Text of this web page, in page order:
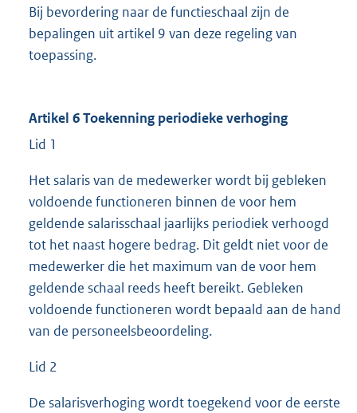
Bij bevordering naar de functieschaal zijn de
bepalingen uit artikel 9 van deze regeling van
toepassing.
Artikel 6 Toekenning periodieke verhoging
Lid 1
Het salaris van de medewerker wordt bij gebleken
voldoende functioneren binnen de voor hem
geldende salarisschaal jaarlijks periodiek verhoogd
tot het naast hogere bedrag. Dit geldt niet voor de
medewerker die het maximum van de voor hem
geldende schaal reeds heeft bereikt. Gebleken
voldoende functioneren wordt bepaald aan de hand
van de personeelsbeoordeling.
Lid 2
De salarisverhoging wordt toegekend voor de eerste